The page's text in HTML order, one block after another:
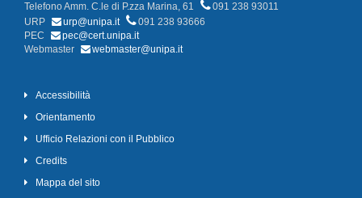
Telefono Amm. C.le di P.zza Marina, 61
091 238 93011
URP
urp@unipa.it
091 238 93666
PEC
pec@cert.unipa.it
Webmaster
webmaster@unipa.it
Accessibilità
Orientamento
Ufficio Relazioni con il Pubblico
Credits
Mappa del sito